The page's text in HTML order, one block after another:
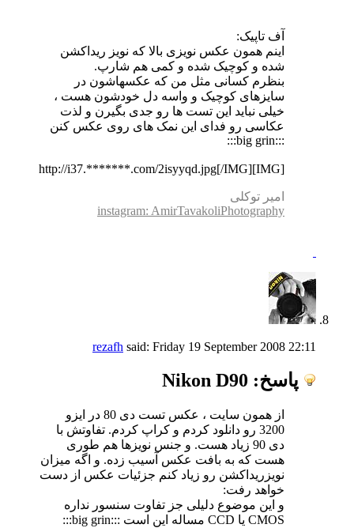
آف تاپیک:
اینم همون عکس نویزی بالا که نویز ریداکشن
شده و کوچیک شده و کمی هم شارپ.
بنظرم کسانی مثل من که عکسهاشون در
سایزهای کوچیک و واسه دل خودشون هست ،
خیلی نباید این تست ها رو جدی بگیرن و لذت
عکاسی رو فدای این نمک های روی عکس کنن
:::big grin:::
[IMG]http://i37.*******.com/2isyyqd.jpg[/IMG]
امیر توکلی
instagram: AmirTavakoliPhotography
rezafh said: Friday 19 September 2008 22:11
پاسخ: Nikon D90
از همون سایت ، عکس تست دی 80 در ایزو
3200 رو دانلود کردم و کراپ کردم. تفاوتش با
دی 90 زیاد هست. و جنس نویزها هم طوری
هست که به بافت عکس آسیب زده. و اگه میزان
نویزریداکشن رو زیاد کنم جزئیات عکس از دست
خواهد رفت:
و این موضوع دلیلی جز تفاوت سنسور نداره
CMOS یا CCD مساله این است :::big grin:::